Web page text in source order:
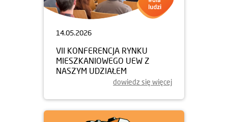
14.05.2026
VII KONFERENCJA RYNKU
MIESZKANIOWEGO UEW Z
NASZYM UDZIAŁEM
dowiedz się więcej